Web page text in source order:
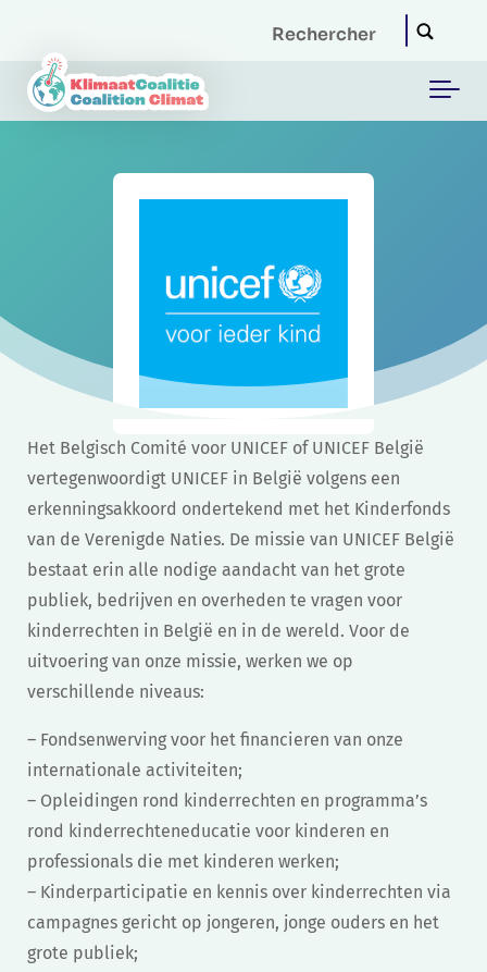
Het Belgisch Comité voor UNICEF of UNICEF België
vertegenwoordigt UNICEF in België volgens een
erkenningsakkoord ondertekend met het Kinderfonds
van de Verenigde Naties. De missie van UNICEF België
bestaat erin alle nodige aandacht van het grote
publiek, bedrijven en overheden te vragen voor
kinderrechten in België en in de wereld. Voor de
uitvoering van onze missie, werken we op
verschillende niveaus:
– Fondsenwerving voor het financieren van onze
internationale activiteiten;
– Opleidingen rond kinderrechten en programma’s
rond kinderrechteneducatie voor kinderen en
professionals die met kinderen werken;
– Kinderparticipatie en kennis over kinderrechten via
campagnes gericht op jongeren, jonge ouders en het
grote publiek;